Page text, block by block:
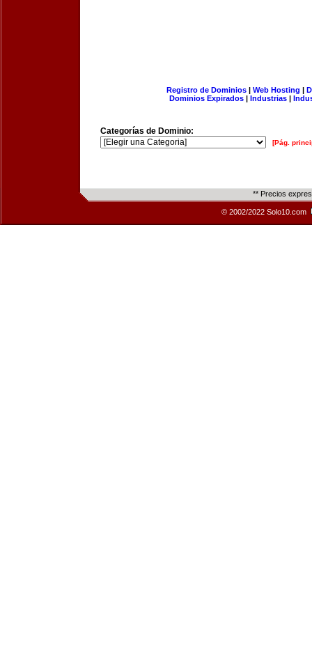
Registro de Dominios| Web Hosting |
Dominios Expirados | Industrias |
Categorías de Dominio:
[Pág.
** Precios
© 2002/2022 Solo10.com